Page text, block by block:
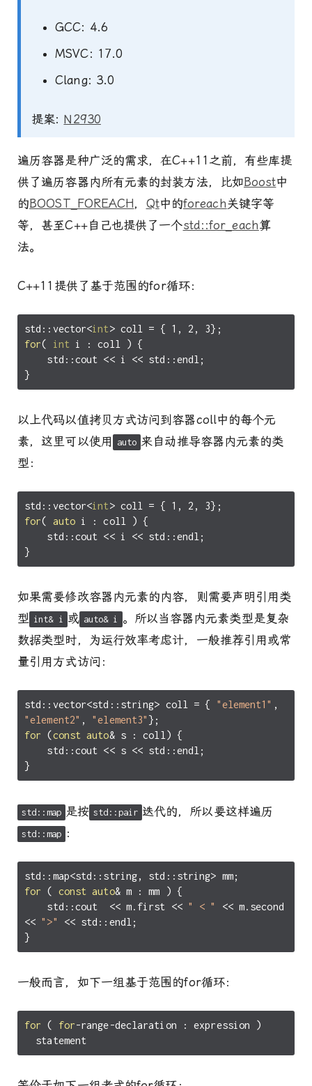
GCC: 4.6
MSVC: 17.0
Clang: 3.0
提案: N2930
遍历容器是种广泛的需求，在C++11之前，有些库提
供了遍历容器内所有元素的封装方法，比如Boost中
的BOOST_FOREACH， Qt中的foreach关键字等
等，甚至C++自己也提供了一个std::for_each算
法。
C++11提供了基于范围的for循环：
std :: vector<int> coll = { 1 , 2 , 3};
for( int i : coll ) {
std ::cout << i << std ::endl ;
}
以上代码以值拷贝方式访问到容器coll中的每个元
素，这里可以使用 auto 来自动推导容器内元素的类
型：
std :: vector<int> coll = { 1 , 2 , 3};
for( auto i : coll ) {
std ::cout << i << std ::endl ;
}
如果需要修改容器内元素的内容，则需要声明引用类
型 int& i 或 auto& i 。所以当容器内元素类型是复杂
数据类型时，为运行效率考虑计，一般推荐引用或常
量引用方式访问：
std :: vector<std :: string> coll = { "element1" ,
"element2" , "element3" };
for (const auto& s : coll ) {
std ::cout << s << std ::endl ;
}
std::map 是按 std::pair 迭代的，所以要这样遍历
std::map ：
std :: map<std :: string, std :: string> mm;
for ( const auto& m : mm ) {
std ::cout << m. first << " < " << m. second
<< ">" << std :: endl ;
}
一般而言，如下一组基于范围的for循环：
for ( for-range-declaration : expression
)
statement